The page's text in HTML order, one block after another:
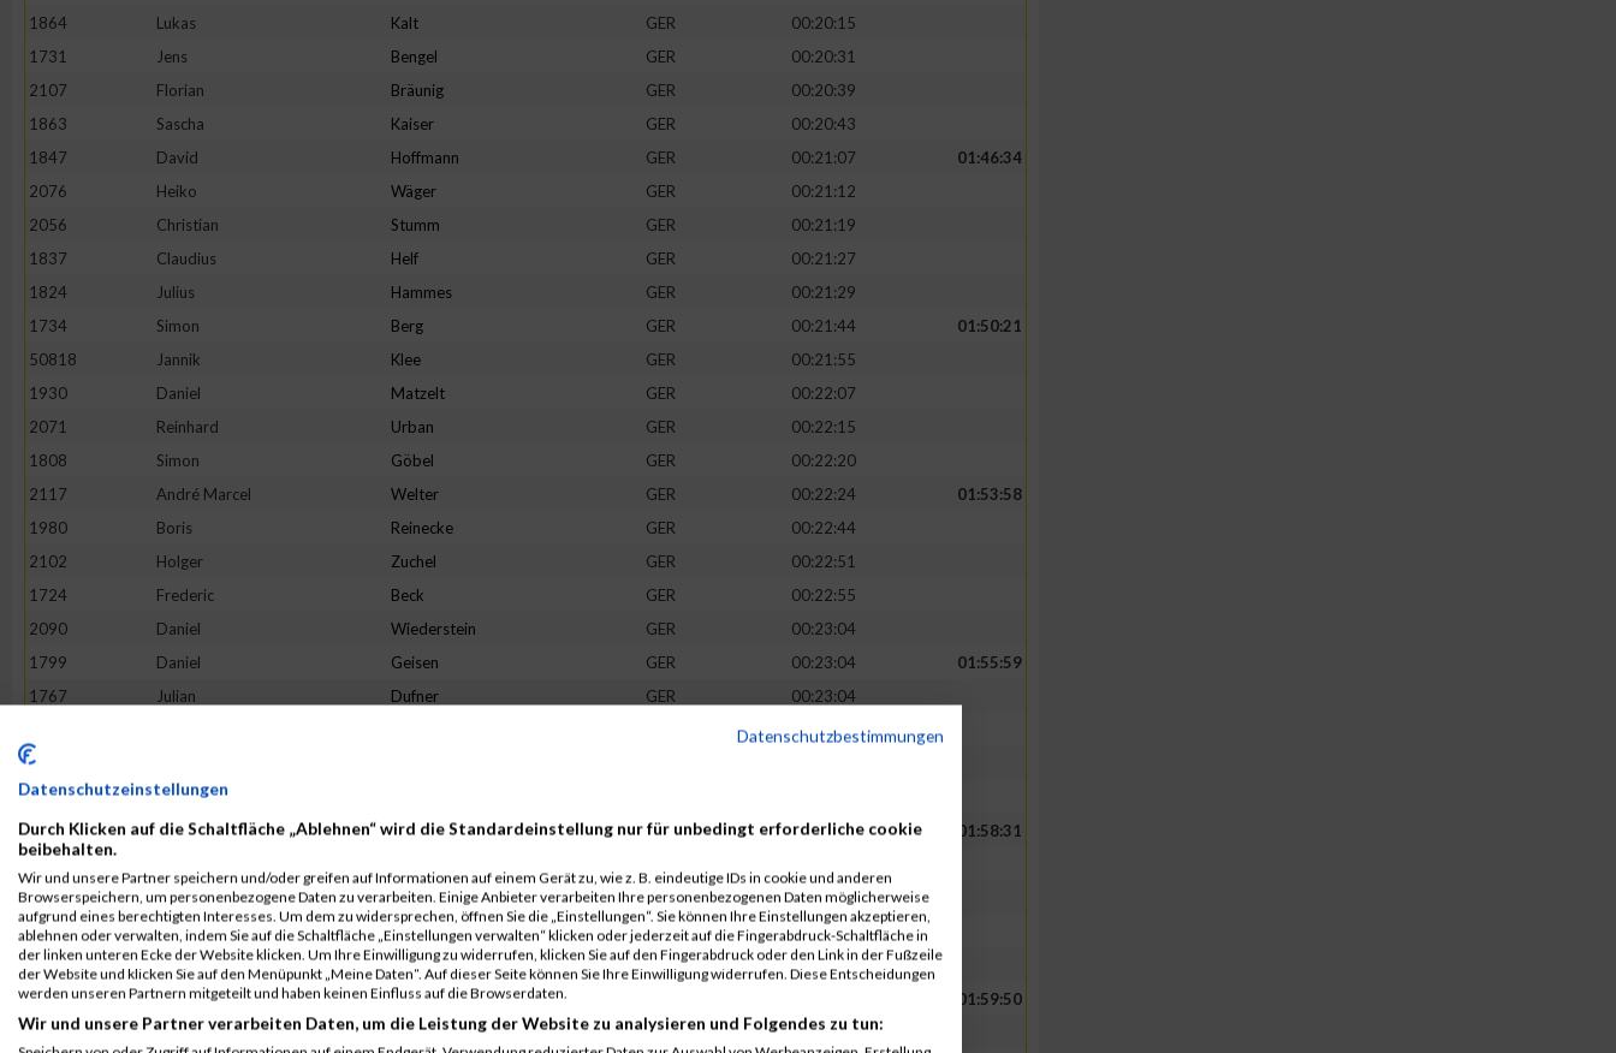
1864
Lukas Kalt GER
00:20:15
1731
Jens Bengel GER
00:20:31
2107
Florian Bräunig GER
00:20:39
1863
Sascha Kaiser GER
00:20:43
1847
David Hoffmann GER 00:21:07
01:46:34
2076
Heiko Wäger GER
00:21:12
2056
Christian Stumm GER
00:21:19
1837
Claudius Helf GER
00:21:27
1824
Julius Hammes GER
00:21:29
1734
Simon Berg GER 00:21:44
01:50:21
50818
Jannik Klee GER
00:21:55
1930
Daniel Matzelt GER
00:22:07
2071
Reinhard Urban GER
00:22:15
1808
Simon Göbel GER
00:22:20
2117
André Marcel Welter GER 00:22:24
01:53:58
1980
Boris Reinecke GER
00:22:44
2102
Holger Zuchel GER
00:22:51
1724
Frederic Beck GER
00:22:55
2090
Daniel Wiederstein GER
00:23:04
1799
Daniel Geisen GER 00:23:04
01:55:59
1767
Julian Dufner GER
00:23:04
00:23:08
1851
2022
Kevin
1772
Martin Egerer GER 00:23:33
01:58:31
1754
Stefan Buhr GER
00:23:44
1715
Rouven Bach GER
00:23:46
1890
David Krämer GER
00:23:50
1827
Markus Hartmann
01:59:50
1866
Sebastian Kaspers GER
00:23:54
Datenschutzbestimmungen
Datenschutzeinstellungen
Durch Klicken auf die Schaltfläche „Ablehnen“ wird die Standardeinstellung nur für unbedingt erforderliche cookie
beibehalten.
Wir und unsere Partner speichern und/oder greifen auf Informationen auf einem Gerät zu, wie z. B. eindeutige IDs in cookie und anderen
Browserspeichern, um personenbezogene Daten zu verarbeiten. Einige Anbieter verarbeiten Ihre personenbezogenen Daten möglicherweise
aufgrund eines berechtigten Interesses. Um dem zu widersprechen, öffnen Sie die „Einstellungen“. Sie können Ihre Einstellungen akzeptieren,
ablehnen oder verwalten, indem Sie auf die Schaltfläche „Einstellungen verwalten“ klicken oder jederzeit auf die Fingerabdruck-Schaltfläche in
der linken unteren Ecke der Website klicken. Um Ihre Einwilligung zu widerrufen, klicken Sie auf den Fingerabdruck oder den Link in der Fußzeile
der Website und klicken Sie auf den Menüpunkt „Meine Daten“. Auf dieser Seite können Sie Ihre Einwilligung widerrufen. Diese Entscheidungen
werden unseren Partnern mitgeteilt und haben keinen Einfluss auf die Browserdaten.
Wir und unsere Partner verarbeiten Daten, um die Leistung der Website zu analysieren und Folgendes zu tun: